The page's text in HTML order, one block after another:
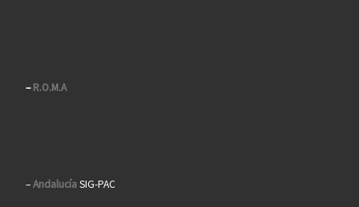
–R.O.M.A
–AndalucíaSIG-PAC